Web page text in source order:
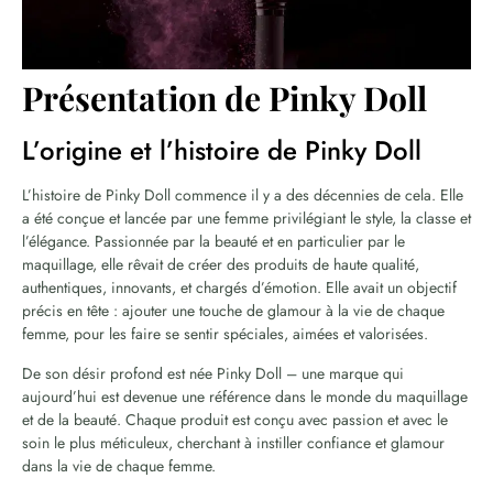
Présentation de Pinky Doll
L’origine et l’histoire de Pinky Doll
L’histoire de Pinky Doll commence il y a des décennies de cela. Elle
a été conçue et lancée par une femme privilégiant le style, la classe et
l’élégance. Passionnée par la beauté et en particulier par le
maquillage, elle rêvait de créer des produits de haute qualité,
authentiques, innovants, et chargés d’émotion. Elle avait un objectif
précis en tête : ajouter une touche de glamour à la vie de chaque
femme, pour les faire se sentir spéciales, aimées et valorisées.
De son désir profond est née Pinky Doll – une marque qui
aujourd’hui est devenue une référence dans le monde du maquillage
et de la beauté. Chaque produit est conçu avec passion et avec le
soin le plus méticuleux, cherchant à instiller confiance et glamour
dans la vie de chaque femme.